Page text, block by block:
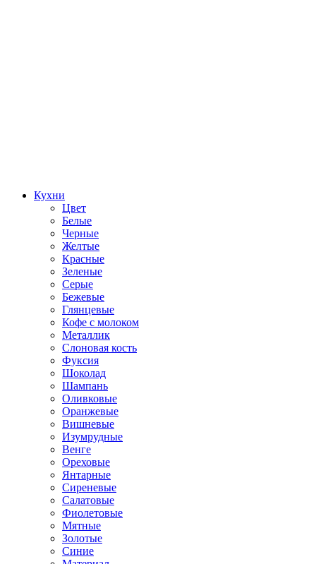
Кухни
Цвет
Белые
Черные
Желтые
Красные
Зеленые
Серые
Бежевые
Глянцевые
Кофе с молоком
Металлик
Слоновая кость
Фуксия
Шоколад
Шампань
Оливковые
Оранжевые
Вишневые
Изумрудные
Венге
Ореховые
Янтарные
Сиреневые
Салатовые
Фиолетовые
Мятные
Золотые
Синие